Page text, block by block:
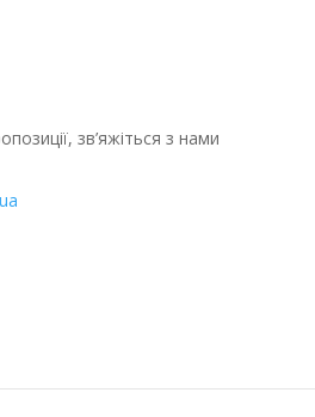
зв’яжіться з нами